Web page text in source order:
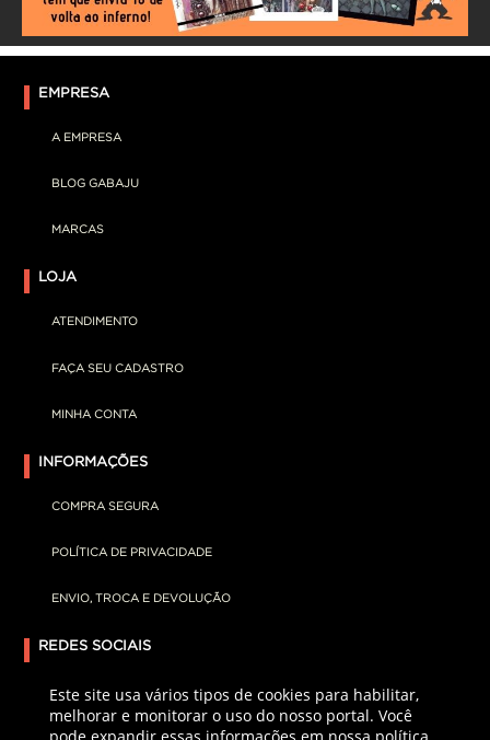
Este site usa vários tipos de cookies para habilitar,
melhorar e monitorar o uso do nosso portal. Você
EMPRESA
A EMPRESA
BLOG GABAJU
MARCAS
LOJA
ATENDIMENTO
FAÇA SEU CADASTRO
MINHA CONTA
INFORMAÇÕES
COMPRA SEGURA
POLÍTICA DE PRIVACIDADE
ENVIO, TROCA E DEVOLUÇÃO
REDES SOCIAIS